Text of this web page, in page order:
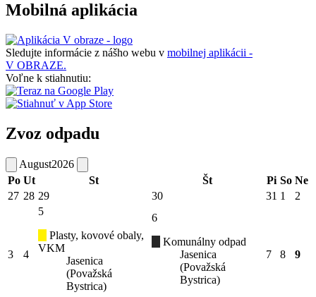
Mobilná aplikácia
Sledujte informácie z nášho webu v mobilnej aplikácii -
V OBRAZE.
Voľne k stiahnutiu:
Zvoz odpadu
August2026
Po Ut St Št Pi So Ne
27 28 29 30 31 1 2
3 4
5
Plasty, kovové obaly,
VKM
Jasenica
(Považská
Bystrica)
6
Komunálny odpad
Jasenica
(Považská
Bystrica)
7 8 9